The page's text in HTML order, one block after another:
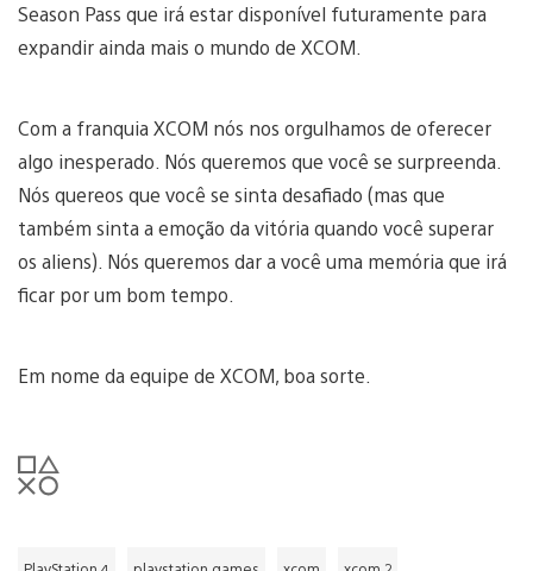
Season Pass que irá estar disponível futuramente para
expandir ainda mais o mundo de XCOM.
Com a franquia XCOM nós nos orgulhamos de oferecer
algo inesperado. Nós queremos que você se surpreenda.
Nós quereos que você se sinta desafiado (mas que
também sinta a emoção da vitória quando você superar
os aliens). Nós queremos dar a você uma memória que irá
ficar por um bom tempo.
Em nome da equipe de XCOM, boa sorte.